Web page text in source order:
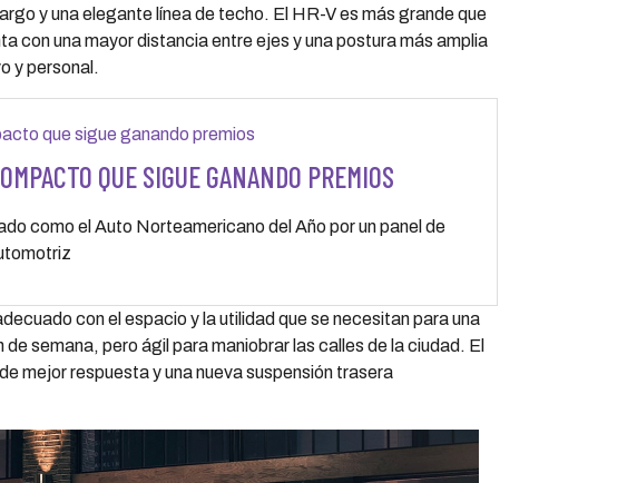
y una elegante línea de techo. El HR-V es más grande que
con una mayor distancia entre ejes y una postura más amplia
y personal.
QUE SIGUE GANANDO PREMIOS
como el Auto Norteamericano del Año por un panel de
con el espacio y la utilidad que se necesitan para una
semana, pero ágil para maniobrar las calles de la ciudad. El
mejor respuesta y una nueva suspensión trasera